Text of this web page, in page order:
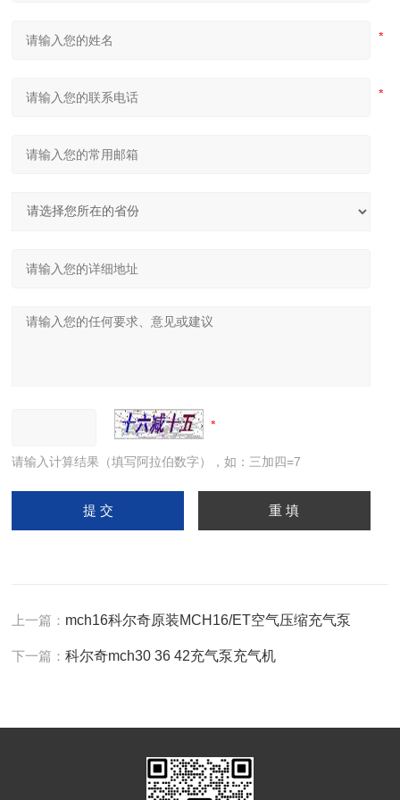
请输入计算结果（填写阿拉伯数字），如：三加四=7
上一篇： mch16科尔奇原装MCH16/ET空气压缩充气泵
下一篇：科尔奇mch30 36 42充气泵充气机